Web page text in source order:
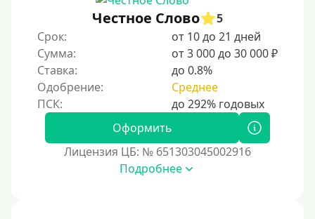
Честное Слово
5
Срок:
от 10 до 21 дней
Сумма:
от 3 000 до 30 000 ₽
Ставка:
до 0.8%
Одобрение:
Среднее
Оформить
Лицензия ЦБ: № 651303045002916
Подробнее